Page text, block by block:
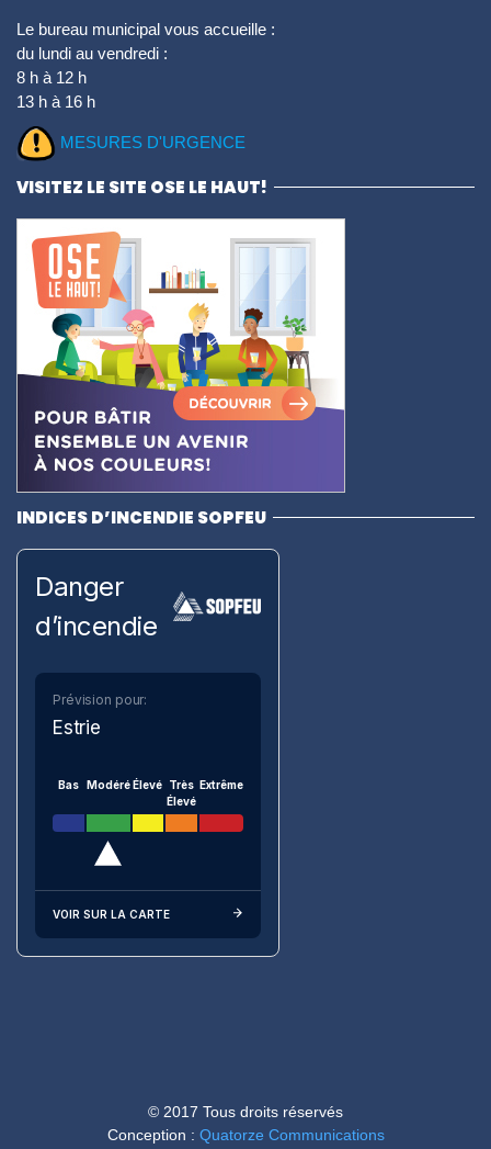
Le bureau municipal vous accueille :
du lundi au vendredi :
8 h à 12 h
13 h à 16 h
MESURES D'URGENCE
VISITEZ LE SITE OSE LE HAUT!
INDICES D’INCENDIE SOPFEU
Danger
d’incendie
Prévision pour:
Estrie
Bas Modéré Élevé Très
Élevé
Extrême
VOIR SUR LA CARTE
© 2017 Tous droits réservés
Conception : Quatorze Communications